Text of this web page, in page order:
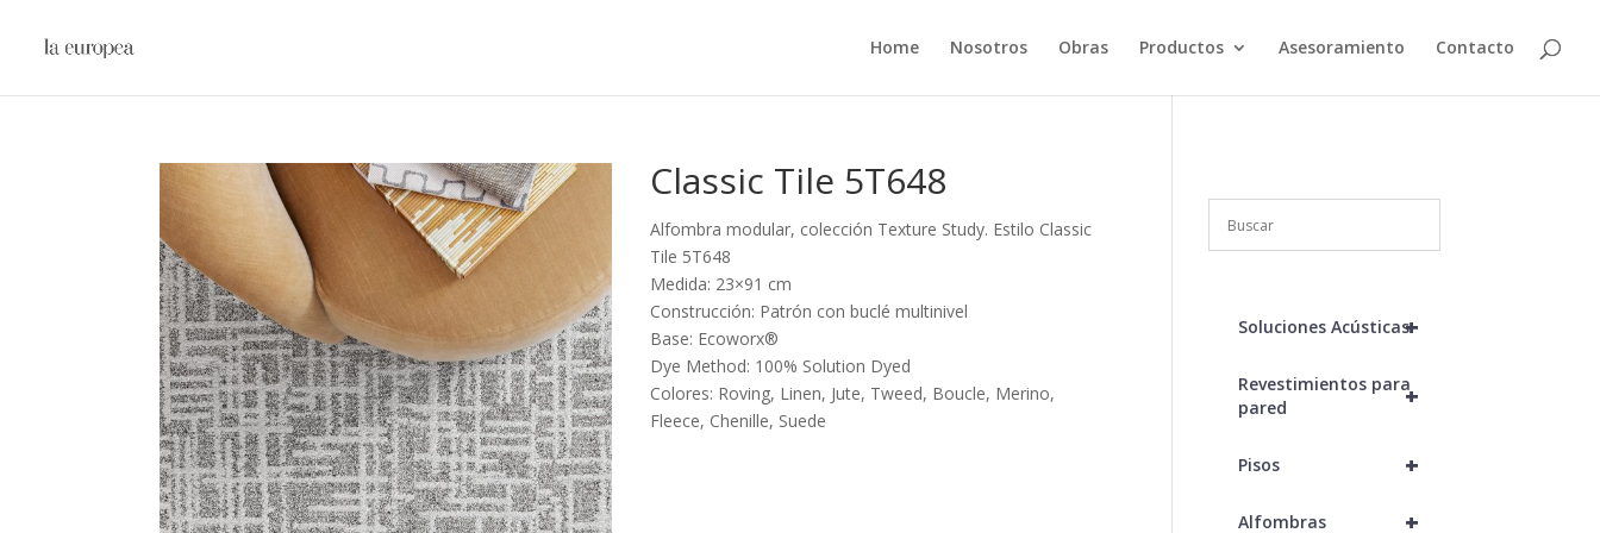
Home Nosotros Obras Productos Asesoramiento Contacto
Classic Tile 5T648
Alfombra modular, colección Texture Study. Estilo Classic
Tile 5T648
Medida: 23×91 cm
Construcción: Patrón con buclé multinivel
Base: Ecoworx®
Dye Method: 100% Solution Dyed
Colores: Roving, Linen, Jute, Tweed, Boucle, Merino,
Fleece, Chenille, Suede
+
Soluciones Acústicas
+
Revestimientos para
pared
+
Pisos
+
Alfombras